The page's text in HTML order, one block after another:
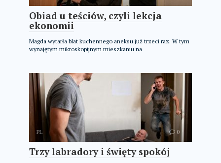
Obiad u teściów, czyli lekcja
ekonomii
Magda wytarła blat kuchennego aneksu już trzeci raz. W tym
wynajętym mikroskopijnym mieszkaniu na
PL 0
Trzy labradory i święty spokój